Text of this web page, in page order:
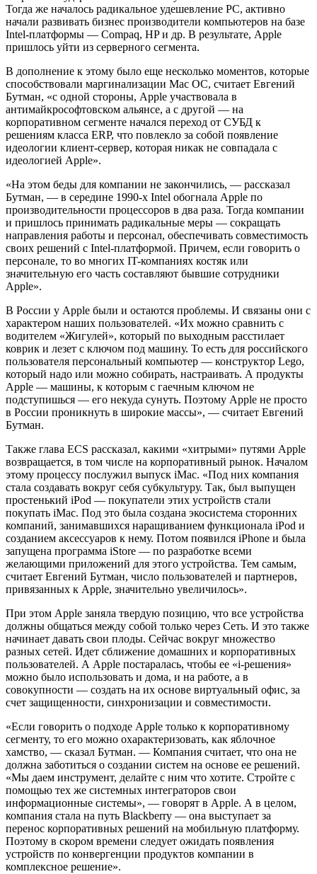
Тогда же началось радикальное удешевление PC, активно
начали развивать бизнес производители компьютеров на базе
Intel-платформы — Compaq, HP и др. В результате, Apple
пришлось уйти из серверного сегмента.
В дополнение к этому было еще несколько моментов, которые
способствовали маргинализации Mac ОС, считает Евгений
Бутман, «с одной стороны, Apple участвовала в
антимайкрософтовском альянсе, а с другой — на
корпоративном сегменте начался переход от СУБД к
решениям класса ERP, что повлекло за собой появление
идеологии клиент-сервер, которая никак не совпадала с
идеологией Apple».
«На этом беды для компании не закончились, — рассказал
Бутман, — в середине 1990-х Intel обогнала Apple по
производительности процессоров в два раза. Тогда компании
и пришлось принимать радикальные меры — сокращать
направления работы и персонал, обеспечивать совместимость
своих решений с Intel-платформой. Причем, если говорить о
персонале, то во многих IT-компаниях костяк или
значительную его часть составляют бывшие сотрудники
Apple».
В России у Apple были и остаются проблемы. И связаны они с
характером наших пользователей. «Их можно сравнить с
водителем «Жигулей», который по выходным расстилает
коврик и лезет с ключом под машину. То есть для российского
пользователя персональный компьютер — конструктор Lego,
который надо или можно собирать, настраивать. А продукты
Apple — машины, к которым с гаечным ключом не
подступишься — его некуда сунуть. Поэтому Apple не просто
в России проникнуть в широкие массы», — считает Евгений
Бутман.
Также глава ECS рассказал, какими «хитрыми» путями Apple
возвращается, в том числе на корпоративный рынок. Началом
этому процессу послужил выпуск iMac. «Под них компания
стала создавать вокруг себя субкультуру. Так, был выпущен
простенький iPod — покупатели этих устройств стали
покупать iMac. Под это была создана экосистема сторонних
компаний, занимавшихся наращиванием функционала iPod и
созданием аксессуаров к нему. Потом появился iPhone и была
запущена программа iStore — по разработке всеми
желающими приложений для этого устройства. Тем самым,
считает Евгений Бутман, число пользователей и партнеров,
привязанных к Apple, значительно увеличилось».
При этом Apple заняла твердую позицию, что все устройства
должны общаться между собой только через Сеть. И это также
начинает давать свои плоды. Сейчас вокруг множество
разных сетей. Идет сближение домашних и корпоративных
пользователей. А Apple постаралась, чтобы ее «i-решения»
можно было использовать и дома, и на работе, а в
совокупности — создать на их основе виртуальный офис, за
счет защищенности, синхронизации и совместимости.
«Если говорить о подходе Apple только к корпоративному
сегменту, то его можно охарактеризовать, как яблочное
хамство, — сказал Бутман. — Компания считает, что она не
должна заботиться о создании систем на основе ее решений.
«Мы даем инструмент, делайте с ним что хотите. Стройте с
помощью тех же системных интеграторов свои
информационные системы», — говорят в Apple. А в целом,
компания стала на путь Blackberry — она выступает за
перенос корпоративных решений на мобильную платформу.
Поэтому в скором времени следует ожидать появления
устройств по конвергенции продуктов компании в
комплексное решение».